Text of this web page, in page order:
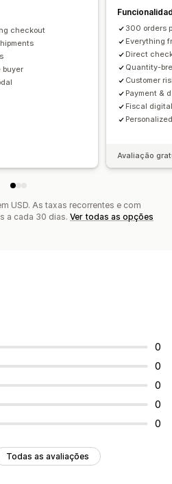
checkout
buyer
300 orders
Everything
Direct
Quantity-
Customer
Payment &
Fiscal
Avaliação
USD. As taxas recorrentes e com
a cada 30 dias. Ver todas as opções
0
0
0
0
0
Todas as avaliações